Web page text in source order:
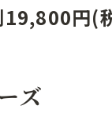
(税込)→
ズ